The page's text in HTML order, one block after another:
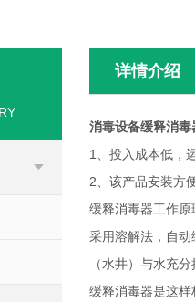
详情介绍
消毒设备缓释消毒
1、投入成本低，
2、该产品安装方
缓释消毒器工作原
采用溶解法，自
（水井）与水充
缓释消毒器是这